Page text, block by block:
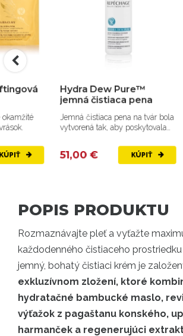
Hydra Dew Pure™
jemná čistiaca pena
Jemná čistiaca pena na tvár bola
vytvorená tak, aby poskytovala
51,00 € KÚPIŤ
Hydra
Zabaľte
vlhkosti a
72,00 €
POPIS PRODUKTU
Rozmaznávajte pleť a vyťažte
každodenného čistiaceho prostriedku
jemný, bohatý čistiaci krém je
exkluzívnom zložení, ktoré
hydratačné bambucké maslo,
výťažok z pagaštanu konského,
harmanček a regenerujúci